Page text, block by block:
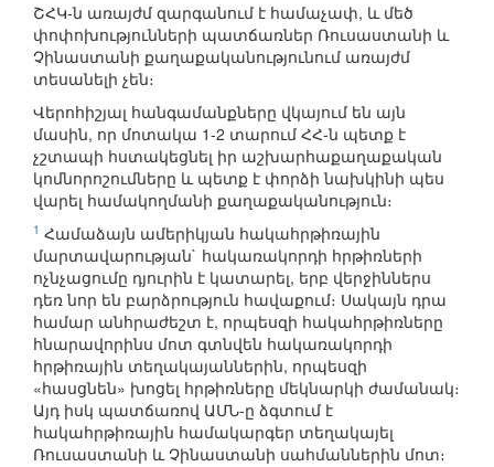
ՇՀԿ-ն առայժմ զարգանում է համաչափ, և մեծ
փոփոխությունների պատճառներ Ռուսաստանի և
Չինաստանի քաղաքականությունում առայժմ
տեսանելի չեն։
Վերոհիշյալ հանգամանքները վկայում են այն
մասին, որ մոտակա 1-2 տարում ՀՀ-ն պետք է
չշտապի հստակեցնել իր աշխարհաքաղաքական
կոմնորոշումները և պետք է փորձի նախկինի պես
վարել համակողմանի քաղաքականություն։
1 Համաձայն ամերիկյան հակահրթիռային
մարտավարության` հակառակորդի հրթիռների
ոչնչացումը դյուրին է կատարել, երբ վերջիններս
դեռ նոր են բարձրություն հավաքում։ Սակայն դրա
համար անհրաժեշտ է, որպեսզի հակահրթիռները
հնարավորինս մոտ գտնվեն հակառակորդի
հրթիռային տեղակայաններին, որպեսզի
«հասցնեն» խոցել հրթիռները մեկնարկի ժամանակ։
Այդ իսկ պատճառով ԱՄՆ-ը ձգտում է
հակահրթիռային համակարգեր տեղակայել
Ռուսաստանի և Չինաստանի սահմաններին մոտ։